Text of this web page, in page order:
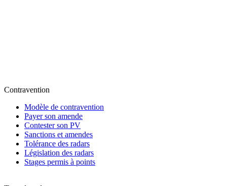
Contravention
Modèle de contravention
Payer son amende
Contester son PV
Sanctions et amendes
Tolérance des radars
Législation des radars
Stages permis à points